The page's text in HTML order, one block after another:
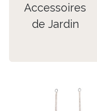
Accessoires
de Jardin